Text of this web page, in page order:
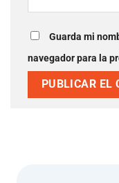
Guarda mi
navegador para la